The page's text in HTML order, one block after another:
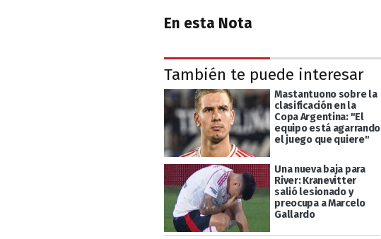
En esta Nota
También te puede interesar
Mastantuono sobre la
clasificación en la
Copa Argentina: "El
equipo está agarrando
el juego que quiere"
Una nueva baja para
River: Kranevitter
salió lesionado y
preocupa a Marcelo
Gallardo